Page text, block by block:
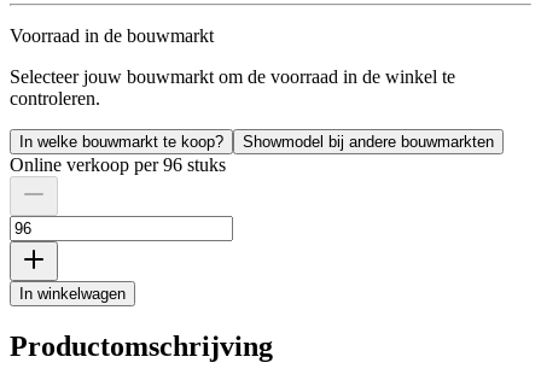
Voorraad in de bouwmarkt
Selecteer jouw bouwmarkt om de voorraad in de winkel te
controleren.
In welke bouwmarkt te koop? Showmodel bij andere bouwmarkten
Online verkoop per 96 stuks
In winkelwagen
Productomschrijving